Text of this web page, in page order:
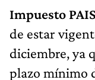
Impuesto
de estar
diciembre, ya
plazo mínimo